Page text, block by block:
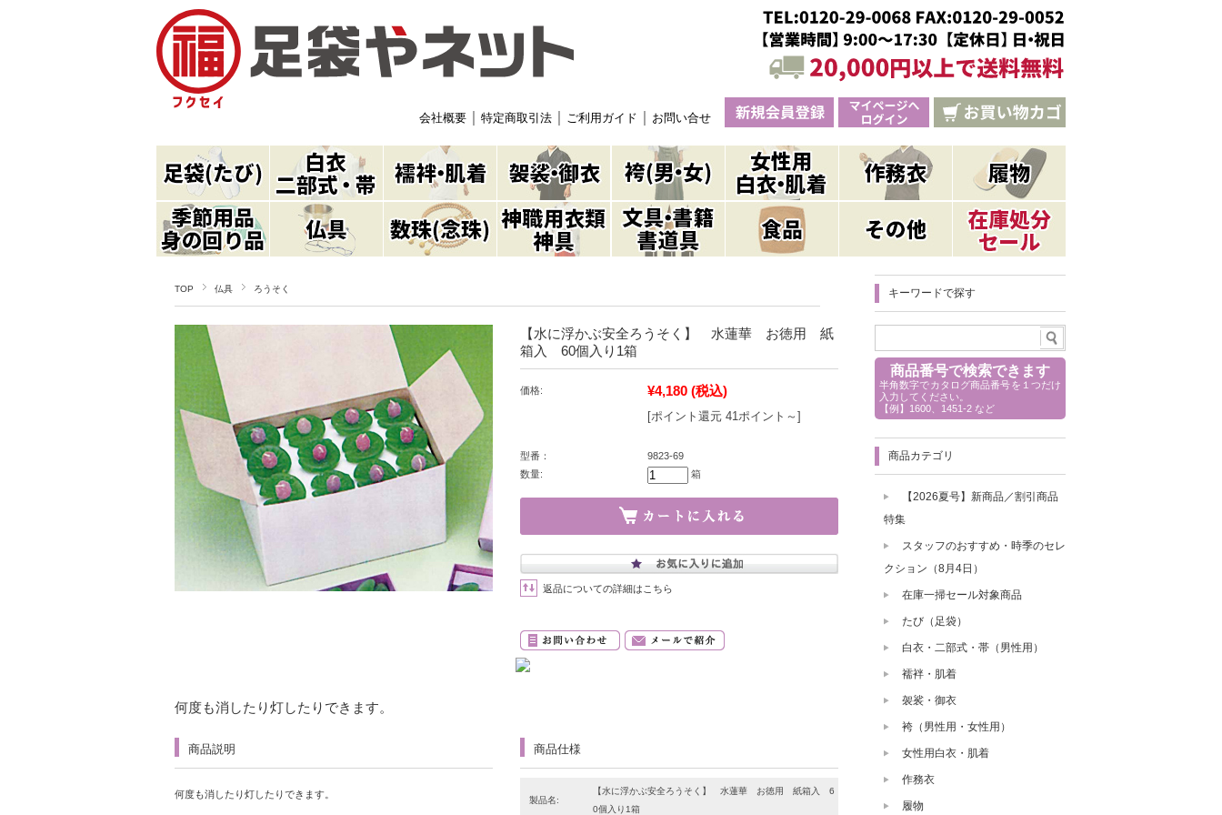
会社概要 特定商取引法 ご利用ガイド お問い合せ
TOP 仏具 ろうそく
【水に浮かぶ安全ろうそく】 水蓮華 お徳用 紙
箱入 60個入り1箱
価格: ¥4,180 (税込)
[ポイント還元 41ポイント～]
型番：
9823-69
数量:
箱
返品についての詳細はこちら
何度も消したり灯したりできます。
商品説明
何度も消したり灯したりできます。
商品仕様
製品名:
【水に浮かぶ安全ろうそく】 水蓮華 お徳用 紙箱入 6
0個入り1箱
キーワードで探す
商品番号で検索できます
半角数字でカタログ商品番号を１つだけ
入力してください。
【例】1600、1451-2 など
商品カテゴリ
【2026夏号】新商品／割引商品
特集
スタッフのおすすめ・時季のセレ
クション（8月4日）
在庫一掃セール対象商品
たび（足袋）
白衣・二部式・帯（男性用）
襦袢・肌着
袈裟・御衣
袴（男性用・女性用）
女性用白衣・肌着
作務衣
履物